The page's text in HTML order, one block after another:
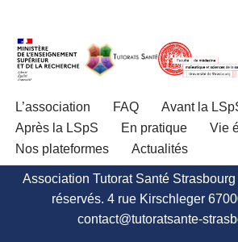
L’association FAQ Avant la
Après la LSpS
En pratique
Vie
Nos plateformes
Actualités
Association Tutorat Santé
réservés. 4 rue Kirschleger
contact@tutoratsante-